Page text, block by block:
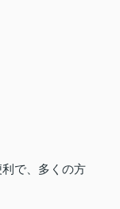
で、多くの方